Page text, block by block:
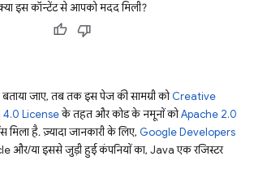
इस कॉन्टेंट से आपको मदद मिली?
जाए, तब तक इस पेज की सामग्री कोCreative
4.0 Licenseके तहत और कोड के नमूनों कोApache 2.0
है. ज़्यादा जानकारी के लिए, Google Developers
और/या इससे जुड़ी हुई कंपनियों का, Java एक रजिस्टर